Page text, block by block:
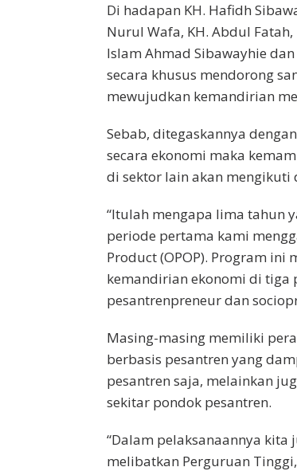
Di hadapan KH. Hafidh
Nurul Wafa, KH. Abdul Fatah,
Islam Ahmad Sibawayhie
secara khusus mendorong
mewujudkan kemandirian
Sebab, ditegaskannya
secara ekonomi maka
di sektor lain akan mengikuti
“Itulah mengapa lima tahun
periode pertama kami
Product (OPOP). Program
kemandirian ekonomi di tiga
pesantrenpreneur dan
Masing-masing memiliki
berbasis pesantren yang
pesantren saja, melainkan
sekitar pondok pesantren.
“Dalam pelaksanaannya
melibatkan Perguruan